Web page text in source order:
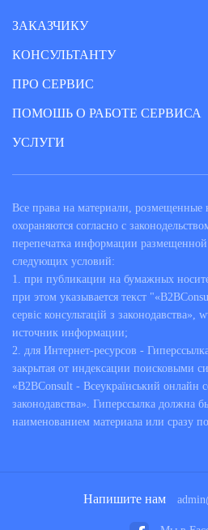
ЗАКАЗЧИКУ
КОНСУЛЬТАНТУ
ПРО СЕРВИС
ПОМОШЬ О РАБОТЕ СЕРВИСА
УСЛУГИ
Все права на материали,
охораняются согласно с
перепечатка информации
следующих условий:
1. при публикации на бумажных
при этом указывается текст
сервіс консультацій з законодавства»,
источник информации;
2. для Интернет-ресурсов -
закрытая от индексации поисковыми
«B2BConsult - Всеукраїнський онлайн
законодавства». Гиперссылка должна
наименованием материала или сразу
Напишите нам